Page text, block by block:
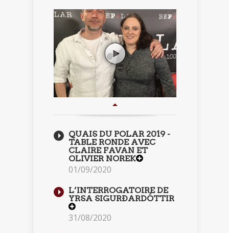
QUAIS DU POLAR 2019 -
TABLE RONDE AVEC
CLAIRE FAVAN ET
OLIVIER NOREK
01/09/2020
L’INTERROGATOIRE DE
YRSA SIGURÐARDÓTTIR
31/08/2020